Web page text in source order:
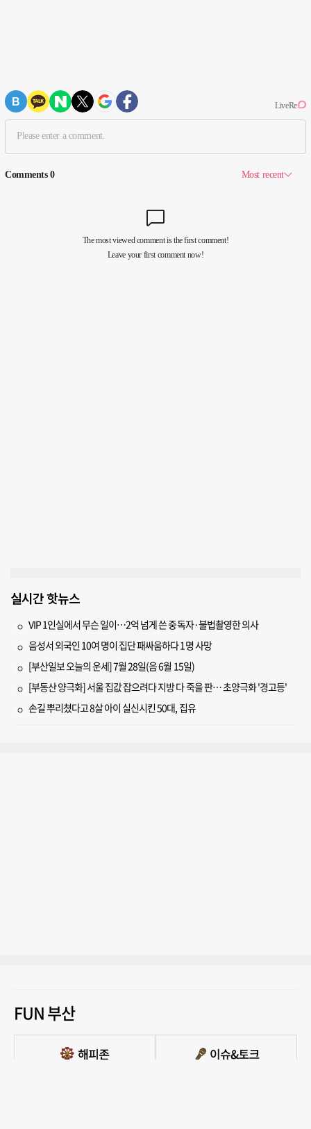
실시간 핫뉴스
VIP 1인실에서 무슨 일이…2억 넘게 쓴 중독자·불법촬영한 의사
음성서 외국인 10여 명이 집단 패싸움하다 1명 사망
[부산일보 오늘의 운세] 7월 28일(음 6월 15일)
[부동산 양극화] 서울 집값 잡으려다 지방 다 죽을 판… 초양극화 '경고등'
손길 뿌리쳤다고 8살 아이 실신시킨 50대, 집유
FUN 부산